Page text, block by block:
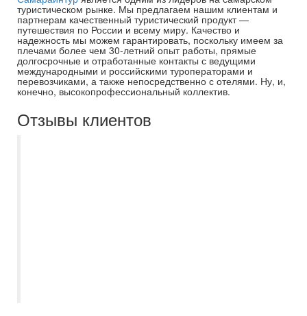
туристическом рынке. Мы предлагаем нашим клиентам и
партнерам качественный туристический продукт —
путешествия по России и всему миру. Качество и
надежность мы можем гарантировать, поскольку имеем за
плечами более чем 30-летний опыт работы, прямые
долгосрочные и отработанные контакты с ведущими
международными и российскими туроператорами и
перевозчиками, а также непосредственно с отелями. Ну, и,
конечно, высокопрофессиональный коллектив.
Отзывы клиентов